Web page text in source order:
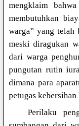
mengklaim
membutuhkan
warga” yang telah
meski diragukan
dari warga
pungutan rutin
dimana para
petugas
Perilaku